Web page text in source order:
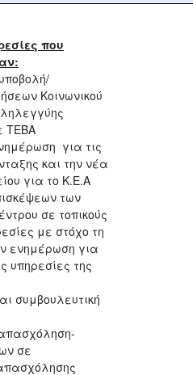
που
Κοινωνικού
ΤΕΒΑ
για τις
και την νέα
για το Κ.Ε.Α
των
σε τοπικούς
με στόχο τη
ενημέρωση για
υπηρεσίες της
συμβουλευτική
σε